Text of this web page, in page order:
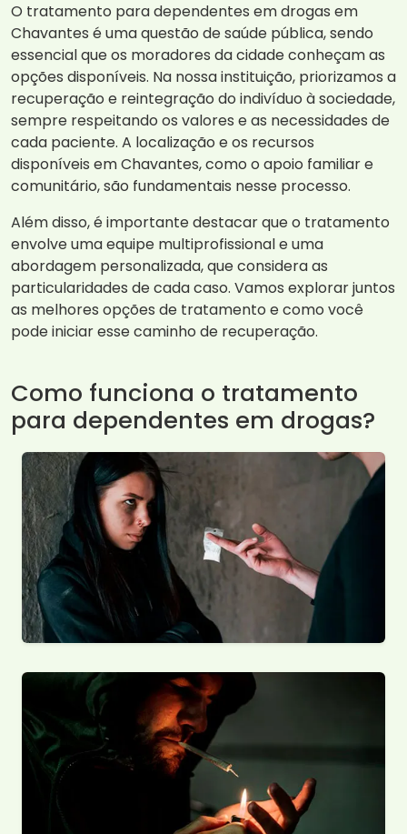
O tratamento para dependentes em drogas em
Chavantes é uma questão de saúde pública, sendo
essencial que os moradores da cidade conheçam as
opções disponíveis. Na nossa instituição, priorizamos a
recuperação e reintegração do indivíduo à sociedade,
sempre respeitando os valores e as necessidades de
cada paciente. A localização e os recursos
disponíveis em Chavantes, como o apoio familiar e
comunitário, são fundamentais nesse processo.
Além disso, é importante destacar que o tratamento
envolve uma equipe multiprofissional e uma
abordagem personalizada, que considera as
particularidades de cada caso. Vamos explorar juntos
as melhores opções de tratamento e como você
pode iniciar esse caminho de recuperação.
Como funciona o tratamento
para dependentes em drogas?